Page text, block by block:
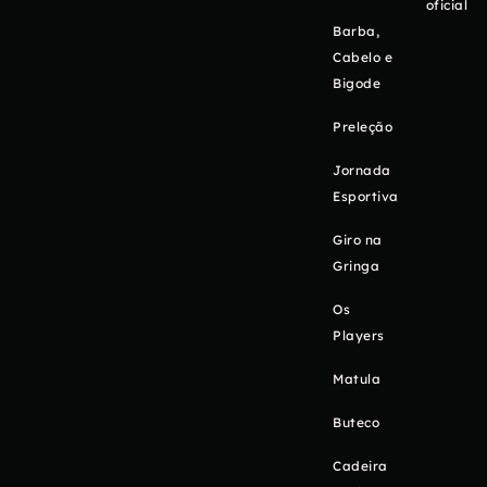
Barba,
Cabelo e
Bigode
Preleção
Jornada
Esportiva
Giro na
Gringa
Os
Players
Matula
Buteco
Cadeira
oficial